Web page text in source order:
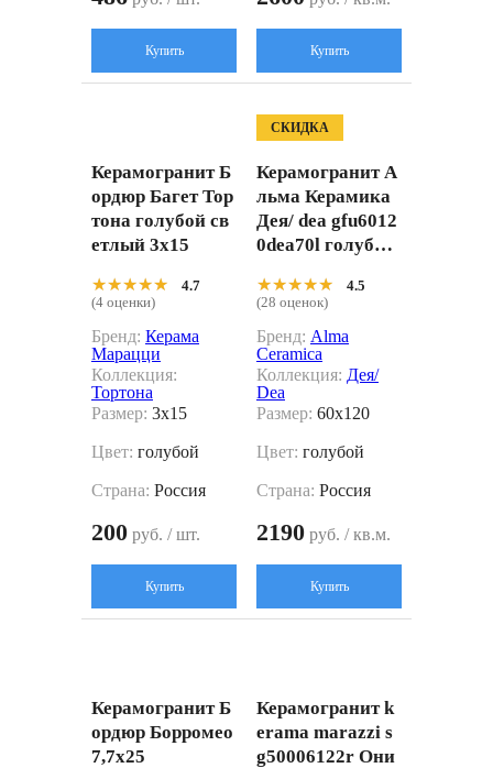
Купить Купить
Керамогранит Б
ордюр Багет Тор
тона голубой св
етлый 3x15
★★★★★
★★★★★
4.7
(4 оценки)
Бренд: Керама
Марацци
Коллекция:
Тортона
Размер: 3x15
Цвет: голубой
Страна: Россия
200 руб. / шт.
Купить
СКИДКА
Керамогранит А
льма Керамика
Дея/ dea gfu6012
0dea70l голубой
★★★★★
★★★★★
4.5
(28 оценок)
Бренд: Alma
Ceramica
Коллекция: Дея/
Dea
Размер: 60x120
Цвет: голубой
Страна: Россия
2190 руб. / кв.м.
Купить
Керамогранит Б
ордюр Борромео
7,7x25
Керамогранит k
erama marazzi s
g50006122r Они